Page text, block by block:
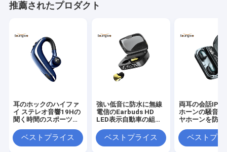
推薦されたプロダクト
耳のホックのハイファ
イ ステレオ音響19Hの
聞く時間のスポーツ無
ベストプライス
強い低音に防水に無線
電信のEarbuds HD
LED表示自動車の組み
ベストプライス
両耳の会話
ホーンの騒音低
ヤホーンを防水
ベストプラ